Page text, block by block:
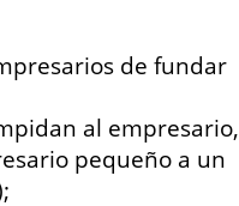
de fundar
al empresario,
pequeño a un